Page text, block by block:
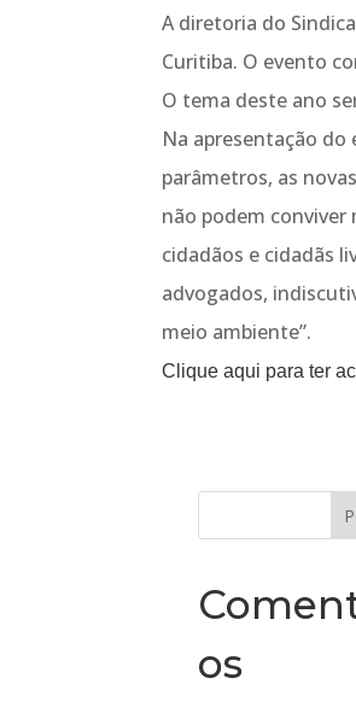
A diretoria do
Curitiba. O evento
O tema deste ano
Na apresentação
parâmetros, as
não podem conviver
cidadãos e cidadãs
advogados,
meio ambiente”.
Clique aqui para ter
os